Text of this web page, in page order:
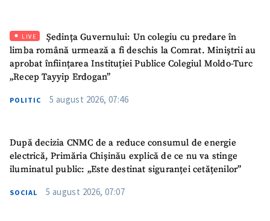
SUSȚINE
LIVE
Ședința Guvernului: Un colegiu cu predare în
limba română urmează a fi deschis la Comrat. Miniștrii au
aprobat înființarea Instituției Publice Colegiul Moldo-Turc
„Recep Tayyip Erdogan”
POLITIC 5 august 2026, 07:46
După decizia CNMC de a reduce consumul de energie
electrică, Primăria Chișinău explică de ce nu va stinge
iluminatul public: „Este destinat siguranței cetățenilor”
SOCIAL 5 august 2026, 07:07